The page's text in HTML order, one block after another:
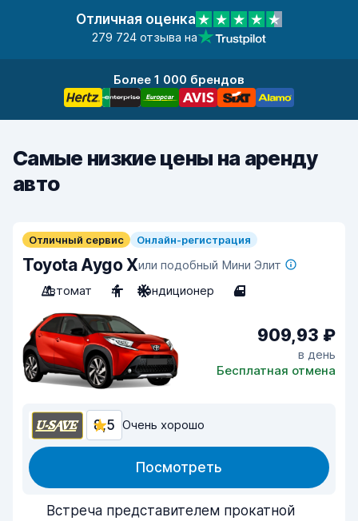
Отличная оценка
279 724 отзыва на
Более 1 000 брендов
Самые низкие цены на аренду
авто
Отличный сервис Онлайн-регистрация
Toyota Aygo Xили подобный Мини Элит
Автомат
4 Кондиционер 4
909,93 ₽
в день
Бесплатная отмена
8,5 Очень хорошо
Посмотреть
Встреча представителем прокатной